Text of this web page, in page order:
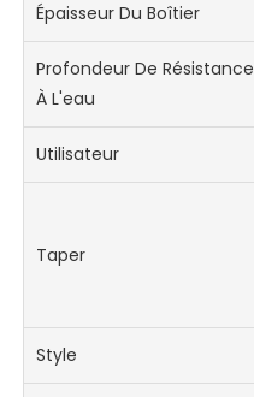
Épaisseur Du Boîtier
Profondeur De Résistance
À L'eau
Utilisateur
Taper
Style